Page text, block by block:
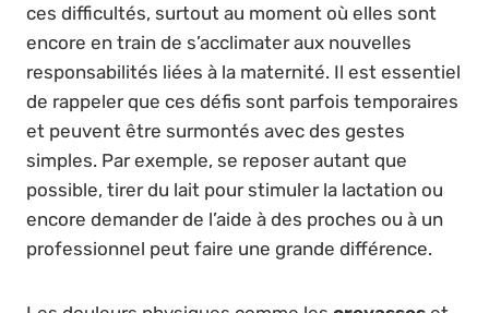
ces difficultés, surtout au moment où elles sont
encore en train de s’acclimater aux nouvelles
responsabilités liées à la maternité. Il est essentiel
de rappeler que ces défis sont parfois temporaires
et peuvent être surmontés avec des gestes
simples. Par exemple, se reposer autant que
possible, tirer du lait pour stimuler la lactation ou
encore demander de l’aide à des proches ou à un
professionnel peut faire une grande différence.